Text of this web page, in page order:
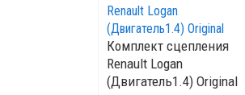
Комплект сцепления
Renault Logan
(Двигатель1.4) Original